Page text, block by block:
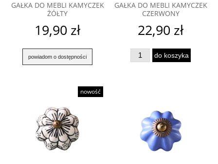
GAŁKA DO MEBLI KAMYCZEK
ŻÓŁTY
19,90 zł
powiadom o dostępności
GAŁKA DO MEBLI KAMYCZEK
CZERWONY
22,90 zł
do koszyka
nowość